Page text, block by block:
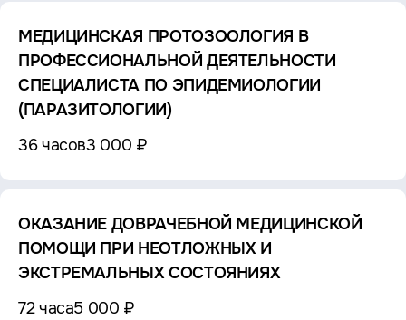
МЕДИЦИНСКАЯ ПРОТОЗООЛОГИЯ В
ПРОФЕССИОНАЛЬНОЙ ДЕЯТЕЛЬНОСТИ
СПЕЦИАЛИСТА ПО ЭПИДЕМИОЛОГИИ
(ПАРАЗИТОЛОГИИ)
36 часов3 000 ₽
ОКАЗАНИЕ ДОВРАЧЕБНОЙ МЕДИЦИНСКОЙ
ПОМОЩИ ПРИ НЕОТЛОЖНЫХ И
ЭКСТРЕМАЛЬНЫХ СОСТОЯНИЯХ
72 часа5 000 ₽